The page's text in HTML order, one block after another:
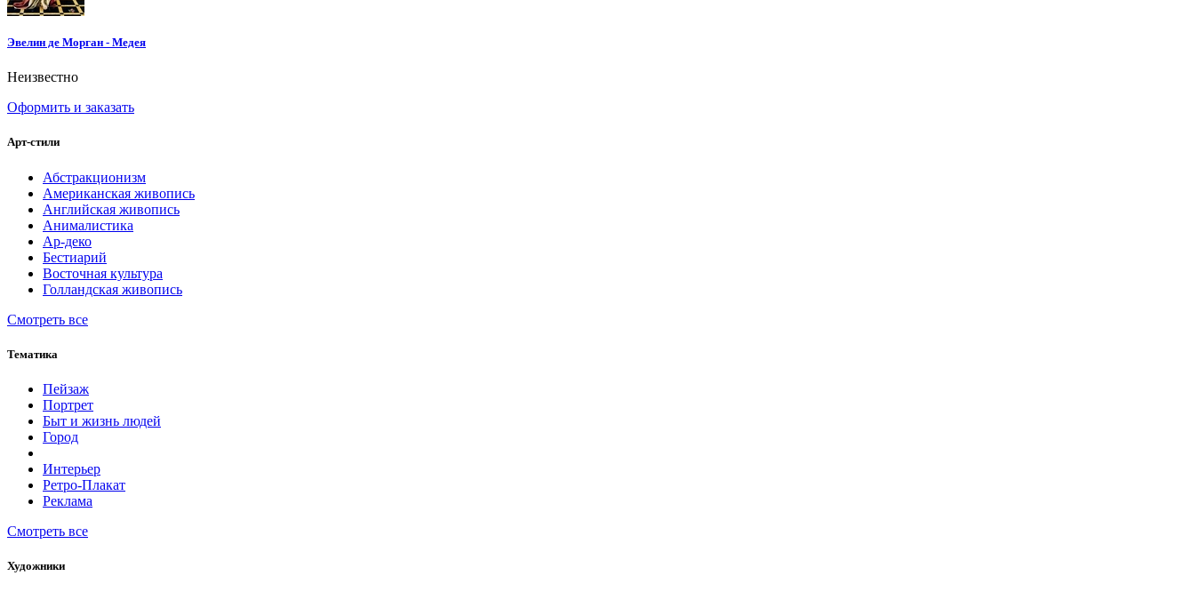
Эвелин де Морган - Медея
Неизвестно
Оформить и заказать
Арт-стили
Абстракционизм
Американская живопись
Английская живопись
Анималистика
Ар-деко
Бестиарий
Восточная культура
Голландская живопись
Смотреть все
Тематика
Пейзаж
Портрет
Быт и жизнь людей
Город
Интерьер
Ретро-Плакат
Реклама
Смотреть все
Художники